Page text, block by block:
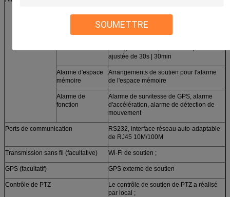
SOUMETTRE
d'alarme de signal de canal
La fonction de pré-enregistrement 15
ajustée de 30s | 30min
Alarme d'espace
mémoire
Arrangements de soutien pour l'alarme
de l'espace mémoire
Alarme de
fonction
Alarme de survitesse de GPS, alarme
d'accélération, alarme de détection de
mouvement
Ports de communication
RS232, interface réseau auto-adaptable
de RJ45 10M/100M
Transmission sans fil (facultative) Wi-Fi de soutien ;
GPS (facultatif) GPS externe de soutien
Contrôle de PTZ
Le contrôle de soutien de PTZ a réalisé
par local ;